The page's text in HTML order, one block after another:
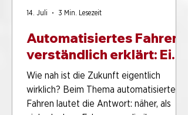
Automatisiertes Fahren
verständlich erklärt: Ein
Vortrag über die
Mobilität von morgen
Wie nah ist die Zukunft eigentlich
wirklich? Beim Thema automatisiertes
Fahren lautet die Antwort: näher, als
14. Juli 3 Min. Lesezeit